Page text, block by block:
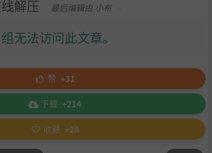
解压
最后编辑由 小布
无法访问此文章。
赞 +31
下载 +214
收藏 +28